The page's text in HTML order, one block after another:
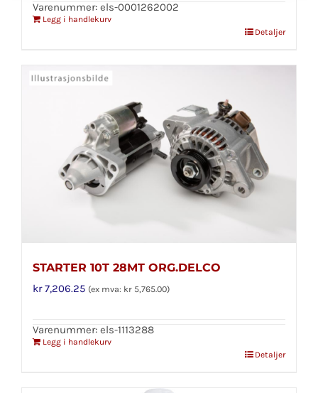
Varenummer: els-0001262002
Legg i handlekurv
Detaljer
STARTER 10T 28MT ORG.DELCO
kr7,206.25 (ex mva: kr 5,765.00)
Varenummer: els-1113288
Legg i handlekurv
Detaljer